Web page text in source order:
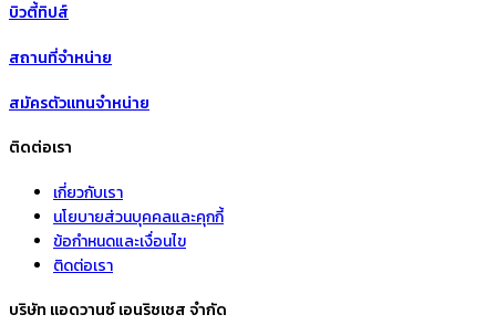
บิวตี้ทิปส์
สถานที่จำหน่าย
สมัครตัวแทนจำหน่าย
ติดต่อเรา
เกี่ยวกับเรา
นโยบายส่วนบุคคลและคุกกี้
ข้อกำหนดและเงื่อนไข
ติดต่อเรา
บริษัท แอดวานซ์ เอนริชเชส จำกัด